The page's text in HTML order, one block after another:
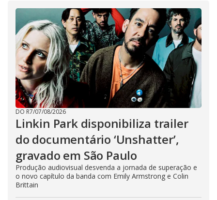
DO R7/07/08/2026
Linkin Park disponibiliza trailer
do documentário ‘Unshatter’,
gravado em São Paulo
Produção audiovisual desvenda a jornada de superação e
o novo capítulo da banda com Emily Armstrong e Colin
Brittain